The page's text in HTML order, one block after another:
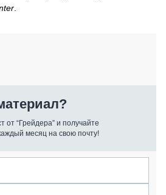
“Грейдера” и получайте
месяц на свою почту!